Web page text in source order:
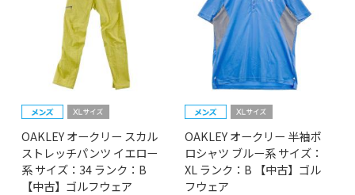
OAKLEY オークリー スカル
ストレッチパンツ イエロー
系 サイズ：34 ランク：B
【中古】ゴルフウェア
OAKLEY オークリー 半袖ポ
ロシャツ ブルー系 サイズ：
XL ランク：B 【中古】ゴル
フウェア